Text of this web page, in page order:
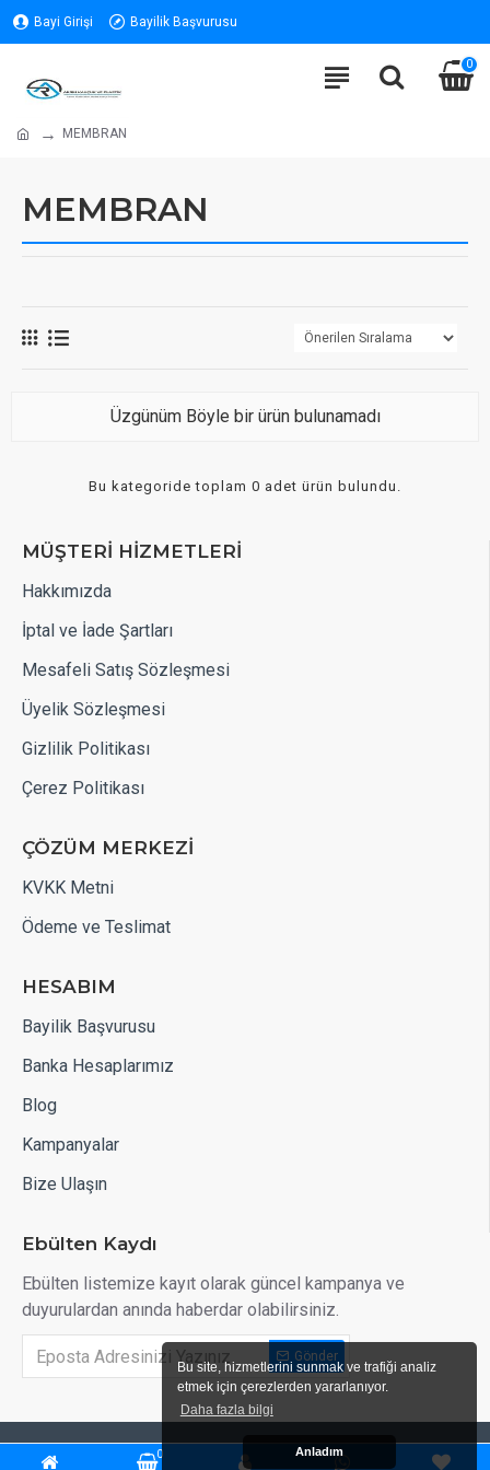
Bu site, hizmetlerini sunmak ve trafiği analiz
etmek için çerezlerden yararlanıyor.
Daha fazla bilgi
Anladım
Bayi Girişi Bayilik Başvurusu
0
MEMBRAN
MEMBRAN
Üzgünüm Böyle bir ürün bulunamadı
Bu kategoride toplam 0 adet ürün bulundu.
MÜŞTERİ HİZMETLERİ
Hakkımızda
İptal ve İade Şartları
Mesafeli Satış Sözleşmesi
Üyelik Sözleşmesi
Gizlilik Politikası
Çerez Politikası
ÇÖZÜM MERKEZİ
KVKK Metni
Ödeme ve Teslimat
HESABIM
Bayilik Başvurusu
Banka Hesaplarımız
Blog
Kampanyalar
Bize Ulaşın
Ebülten Kaydı
Ebülten listemize kayıt olarak güncel kampanya ve
duyurulardan anında haberdar olabilirsiniz.
Gönder
AKRIN KAUCUK @ Copyright Tüm Hakkı Saklıdır |
0